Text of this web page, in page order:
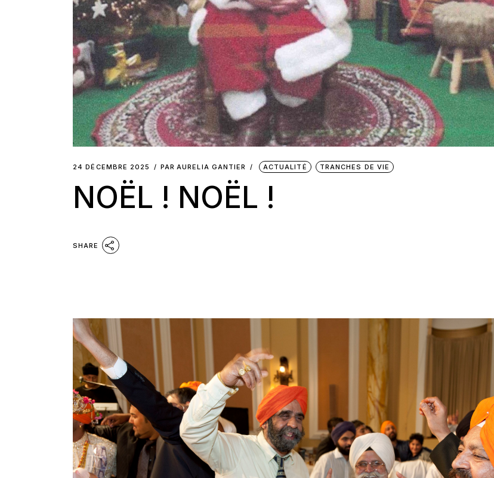
24 DÉCEMBRE 2025 PAR AURELIA GANTIER ACTUALITÉ TRANCHES DE VIE
NOËL ! NOËL !
SHARE